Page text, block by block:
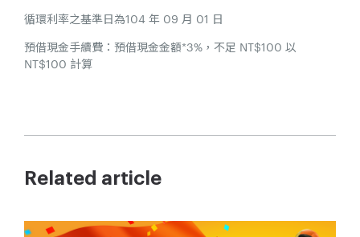
循環利率之基準日為104 年 09 月 01 日
預借現金手續費：預借現金金額*3%，不足 NT$100 以
NT$100 計算
Related article